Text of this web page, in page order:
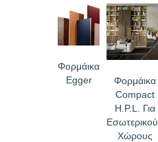
Φορμάικα
Egger
Φορμάικα
Compact
H.P.L. Για
Χώρους